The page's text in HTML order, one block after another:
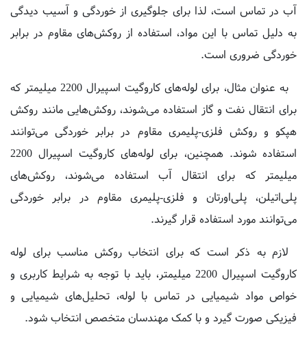
به دلیل تماس با این مواد، استفاده از روکش‌های مقاوم در برابر
خوردگی ضروری است.
برای انتقال نفت و گاز استفاده می‌شوند، روکش‌هایی مانند روکش
هپکو و روکش فلزی-پلیمری مقاوم در برابر خوردگی می‌توانند
استفاده شوند. همچنین، برای لوله‌های کاروگیت اسپیرال 2200
میلیمتر که برای انتقال آب استفاده می‌شوند، روکش‌های
پلی‌اتیلن، پلی‌اورتان و فلزی-پلیمری مقاوم در برابر خوردگی
می‌توانند مورد استفاده قرار گیرند.
لازم به ذکر است که برای انتخاب روکش مناسب برای لوله
کاروگیت اسپیرال 2200 میلیمتر، باید با توجه به شرایط کاربری و
خواص مواد شیمیایی در تماس با لوله، تحلیل‌های شیمیایی و
فیزیکی صورت گیرد و با کمک مهندسان متخصص انتخاب شود.